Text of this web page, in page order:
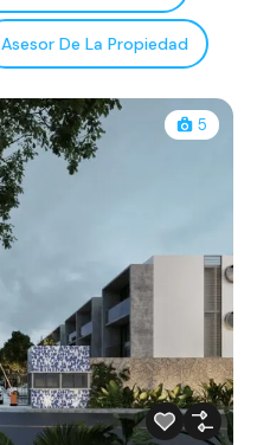
Asesor De La Propiedad
5